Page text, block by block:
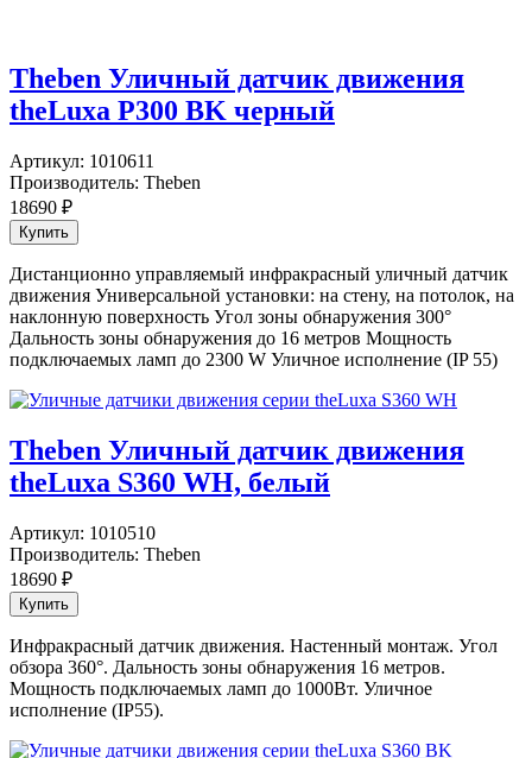
Theben Уличный датчик движения
theLuxa P300 BK черный
Артикул: 1010611
Производитель: Theben
18690 ₽
Дистанционно управляемый инфракрасный уличный датчик
движения Универсальной установки: на стену, на потолок, на
наклонную поверхность Угол зоны обнаружения 300°
Дальность зоны обнаружения до 16 метров Мощность
подключаемых ламп до 2300 W Уличное исполнение (IP 55)
Theben Уличный датчик движения
theLuxa S360 WH, белый
Артикул: 1010510
Производитель: Theben
18690 ₽
Инфракрасный датчик движения. Настенный монтаж. Угол
обзора 360°. Дальность зоны обнаружения 16 метров.
Мощность подключаемых ламп до 1000Вт. Уличное
исполнение (IP55).